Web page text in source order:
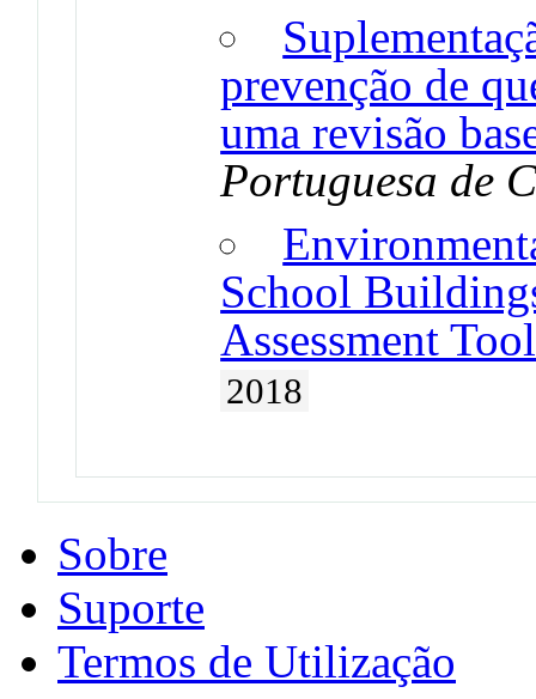
prevenção de
uma revisão
Portuguesa de
School
Assessment
2018
Sobre
Suporte
Termos de Utilização